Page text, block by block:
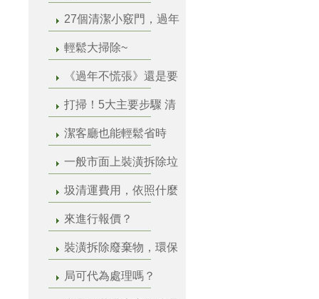
27個清潔小竅門，過年
輕鬆大掃除~
《過年不慌張》還是要
打掃！5大主要步驟 清
潔客廳也能輕鬆省時
一般市面上裝潢拆除垃
圾清運費用，依照什麼
來進行報價？
裝潢拆除廢棄物，環保
局可代為處理嗎？